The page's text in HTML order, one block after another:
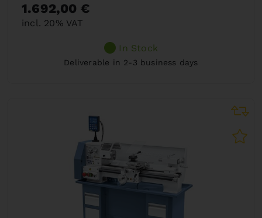
1.692,00 €
incl. 20% VAT
In Stock
Deliverable in 2-3 business days